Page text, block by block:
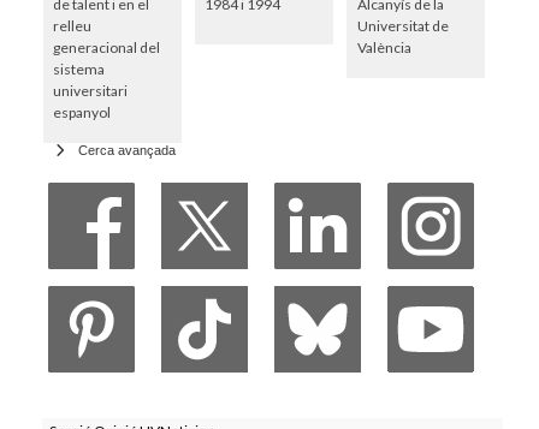
de talent i en el
relleu
generacional del
sistema
universitari
espanyol
1984 i 1994
Alcanyís de la
Universitat de
València
Cerca avançada